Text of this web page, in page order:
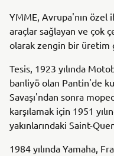
YMME, Avrupa'nın özel
araçlar sağlayan ve çok
olarak zengin bir üretim
Tesis, 1923 yılında
banliyö olan Pantin'de
Savaşı'ndan sonra
karşılamak için 1951
yakınlarındaki Saint-
1984 yılında Yamaha,